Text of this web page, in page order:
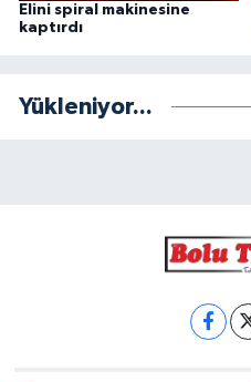
Elini spiral makinesine
kaptırdı
Yükleniyor...